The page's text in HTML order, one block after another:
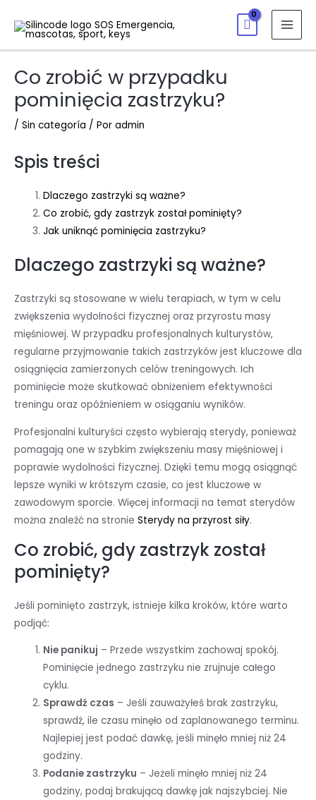
Co zrobić w przypadku
pominięcia zastrzyku?
/ Sin categoría / Por admin
Spis treści
Dlaczego zastrzyki są ważne?
Co zrobić, gdy zastrzyk został pominięty?
Jak uniknąć pominięcia zastrzyku?
Dlaczego zastrzyki są ważne?
Zastrzyki są stosowane w wielu terapiach, w tym w celu
zwiększenia wydolności fizycznej oraz przyrostu masy
mięśniowej. W przypadku profesjonalnych kulturystów,
regularne przyjmowanie takich zastrzyków jest kluczowe dla
osiągnięcia zamierzonych celów treningowych. Ich
pominięcie może skutkować obniżeniem efektywności
treningu oraz opóźnieniem w osiąganiu wyników.
Profesjonalni kulturyści często wybierają sterydy, ponieważ
pomagają one w szybkim zwiększeniu masy mięśniowej i
poprawie wydolności fizycznej. Dzięki temu mogą osiągnąć
lepsze wyniki w krótszym czasie, co jest kluczowe w
zawodowym sporcie. Więcej informacji na temat sterydów
można znaleźć na stronie Sterydy na przyrost siły.
Co zrobić, gdy zastrzyk został
pominięty?
Jeśli pominięto zastrzyk, istnieje kilka kroków, które warto
podjąć:
Nie panikuj – Przede wszystkim zachowaj spokój.
Pominięcie jednego zastrzyku nie zrujnuje całego
cyklu.
Sprawdź czas – Jeśli zauważyłeś brak zastrzyku,
sprawdź, ile czasu minęło od zaplanowanego terminu.
Najlepiej jest podać dawkę, jeśli minęło mniej niż 24
godziny.
Podanie zastrzyku – Jeżeli minęło mniej niż 24
godziny, podaj brakującą dawkę jak najszybciej. Nie